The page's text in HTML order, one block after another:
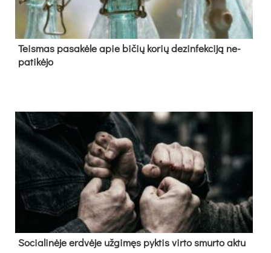
Teis­mas pa­sa­kė­le apie bi­čių ko­rių de­zin­fek­ci­ją ne­
pa­ti­kė­jo
So­cia­li­nė­je erd­vė­je už­gi­męs pyk­tis vir­to smur­to ak­tu